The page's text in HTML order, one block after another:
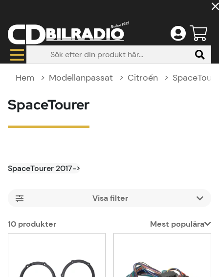
Hem Modellanpassat Citroén
SpaceTourer
SpaceTourer 2017->
Filtrera
10 produkter
Mest populära